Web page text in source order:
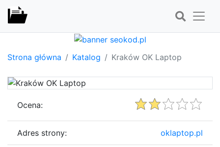
Strona główna Katalog Kraków OK Laptop
Ocena:
Adres strony: oklaptop.pl